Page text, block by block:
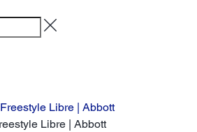
Libre | Abbott
Libre | Abbott